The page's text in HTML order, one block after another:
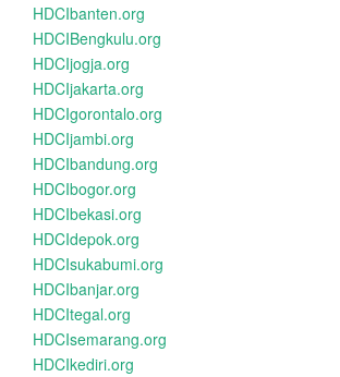
HDCIbanten.org
HDCIBengkulu.org
HDCIjogja.org
HDCIjakarta.org
HDCIgorontalo.org
HDCIjambi.org
HDCIbandung.org
HDCIbogor.org
HDCIbekasi.org
HDCIdepok.org
HDCIsukabumi.org
HDCIbanjar.org
HDCItegal.org
HDCIsemarang.org
HDCIkediri.org